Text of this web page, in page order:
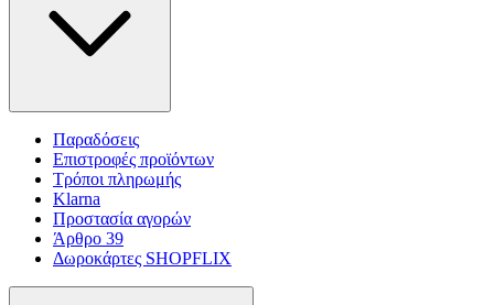
Παραδόσεις
Επιστροφές προϊόντων
Τρόποι πληρωμής
Klarna
Προστασία αγορών
Άρθρο 39
Δωροκάρτες SHOPFLIX